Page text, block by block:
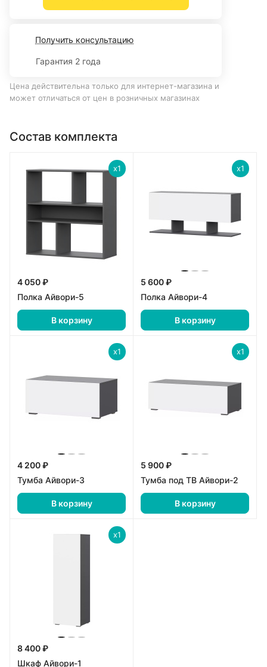
Получить консультацию
Гарантия 2 года
Цена действительна только для интернет-магазина и
может отличаться от цен в розничных магазинах
Состав комплекта
x1
4 050 ₽
Полка Айвори-5
В корзину
x1
5 600 ₽
Полка Айвори-4
В корзину
x1
4 200 ₽
Тумба Айвори-3
В корзину
x1
5 900 ₽
Тумба под ТВ Айвори-2
В корзину
x1
8 400 ₽
Шкаф Айвори-1